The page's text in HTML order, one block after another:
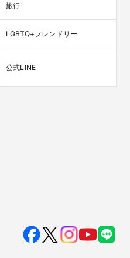
旅行
LGBTQ+フレンドリー
公式LINE